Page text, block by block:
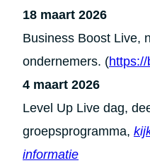
18 maart 2026
Business Boost Live,
ondernemers. (
4 maart 2026
Level Up Live dag,
groepsprogramma,
informatie